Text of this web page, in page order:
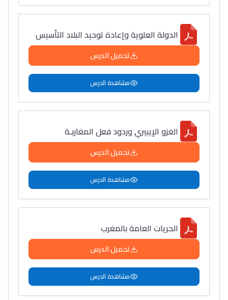
الدولة العلوية وإعادة توحيد البلاد التأسيس
تحميل الدرس
مشاهدة الدرس
الغزو الإيبيري وردود فعل المغاربـة
تحميل الدرس
مشاهدة الدرس
الحريات العامة بالمغرب
تحميل الدرس
مشاهدة الدرس